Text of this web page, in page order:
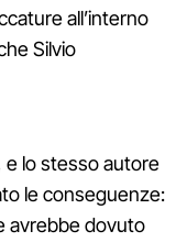
all’interno
Silvio
e lo stesso autore
le conseguenze:
avrebbe dovuto